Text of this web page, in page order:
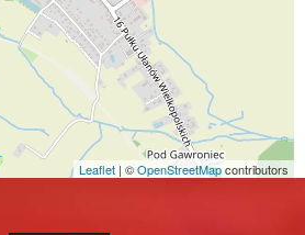
Leaflet | ©Otworzy
OpenStreetMapcontributors